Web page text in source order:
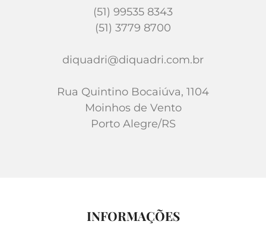
(51) 99535 8343
(51) 3779 8700
diquadri@diquadri.com.br
Rua Quintino Bocaiúva, 1104
Moinhos de Vento
Porto Alegre/RS
INFORMAÇÕES